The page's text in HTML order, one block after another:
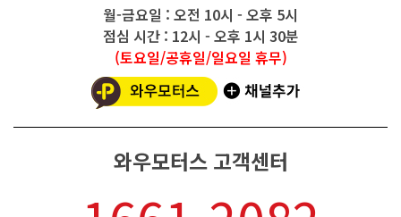
월-금요일 : 오전 10시 - 오후 5시
점심 시간 : 12시 - 오후 1시 30분
(토요일/공휴일/일요일 휴무)
와우모터스 고객센터